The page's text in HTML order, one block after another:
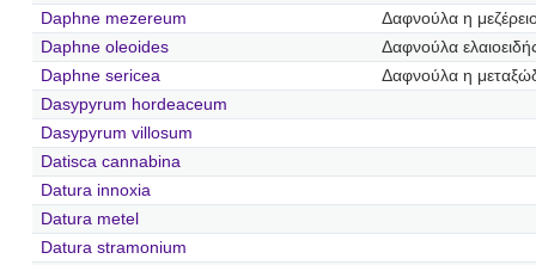
Daphne mezereum
Δαφνούλα η
Daphne oleoides
Δαφνούλα
Daphne sericea
Δαφνούλα η
Dasypyrum hordeaceum
Dasypyrum villosum
Datisca cannabina
Datura innoxia
Datura metel
Datura stramonium